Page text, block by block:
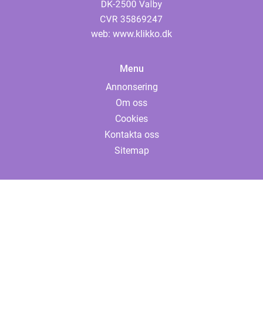
web: www.klikko.dk
Menu
Annonsering
Om oss
Cookies
Kontakta oss
Sitemap